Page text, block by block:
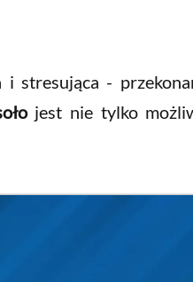
stresująca -
jest nie tylko